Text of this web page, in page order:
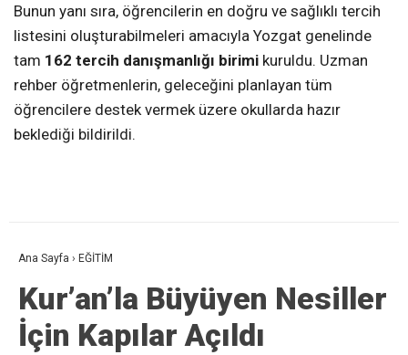
Bunun yanı sıra, öğrencilerin en doğru ve sağlıklı tercih
listesini oluşturabilmeleri amacıyla Yozgat genelinde
tam 162 tercih danışmanlığı birimi kuruldu. Uzman
rehber öğretmenlerin, geleceğini planlayan tüm
öğrencilere destek vermek üzere okullarda hazır
beklediği bildirildi.
Ana Sayfa › EĞİTİM
Kur’an’la Büyüyen Nesiller
İçin Kapılar Açıldı